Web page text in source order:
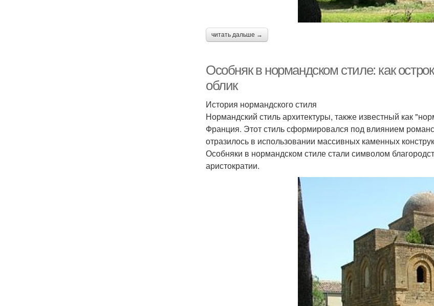
читать дальше →
Особняк в нормандском стиле: как
облик
История нормандского стиля
Нормандский стиль архитектуры, также известный как
Франция. Этот стиль сформировался под влиянием
отразилось в использовании массивных каменных
Особняки в нормандском стиле стали символом
аристократии.